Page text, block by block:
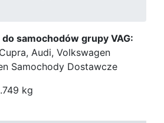
samochodów grupy VAG:
Audi, Volkswagen
Samochody Dostawcze
kg